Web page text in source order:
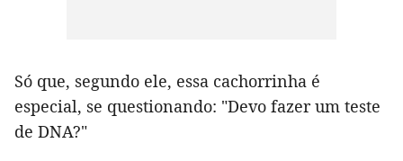
Só que, segundo ele, essa cachorrinha é
especial, se questionando: "Devo fazer um teste
de DNA?"